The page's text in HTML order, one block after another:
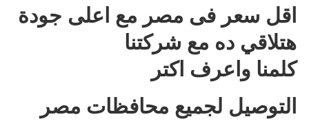
اقل سعر فى مصر مع اعلى جودة
هتلاقي ده مع شركتنا
كلمنا واعرف اكتر
التوصيل لجميع محافظات مصر